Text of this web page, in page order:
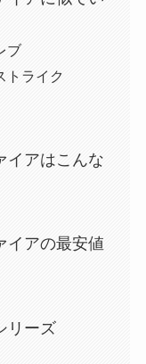
ブ
トライク
イアはこんな
イアの最安値
リーズ